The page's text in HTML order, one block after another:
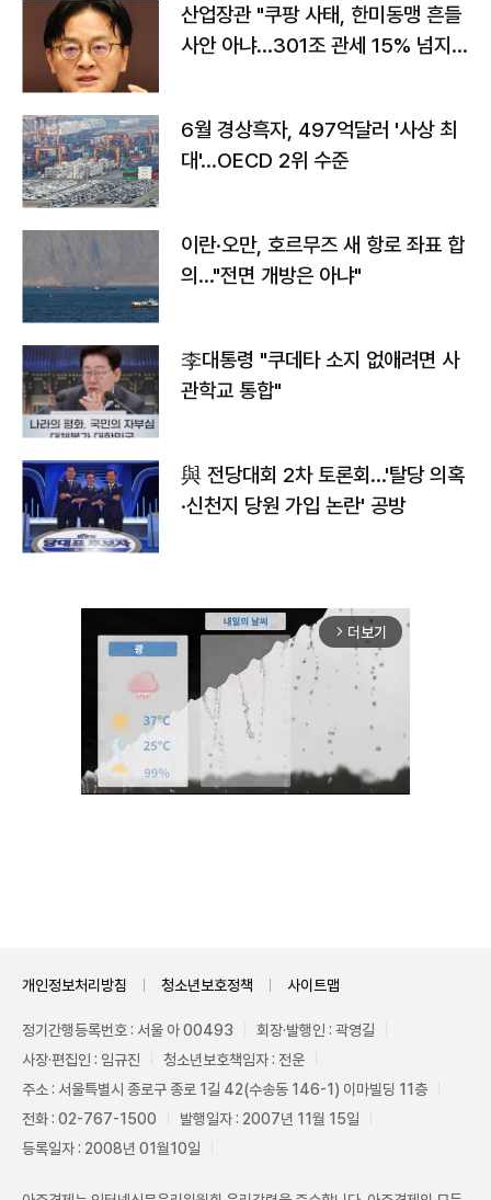
산업장관 "쿠팡 사태, 한미동맹 흔들
사안 아냐…301조 관세 15% 넘지
6월 경상흑자, 497억달러 '사상 최
대'…OECD 2위 수준
이란·오만, 호르무즈 새 항로 좌표 합
의…"전면 개방은 아냐"
李대통령 "쿠데타 소지 없애려면 사
관학교 통합"
與 전당대회 2차 토론회…'탈당 의혹
·신천지 당원 가입 논란' 공방
arrow_forward_ios 더보기
개인정보처리방침 청소년보호정책 사이트맵
정기간행등록번호 : 서울 아 00493
회장·발행인 : 곽영길
사장·편집인 : 임규진
청소년보호책임자 : 전운
주소 : 서울특별시 종로구 종로 1길 42(수송동 146-1) 이마빌딩 11층
전화 : 02-767-1500
발행일자 : 2007년 11월 15일
등록일자 : 2008년 01월10일